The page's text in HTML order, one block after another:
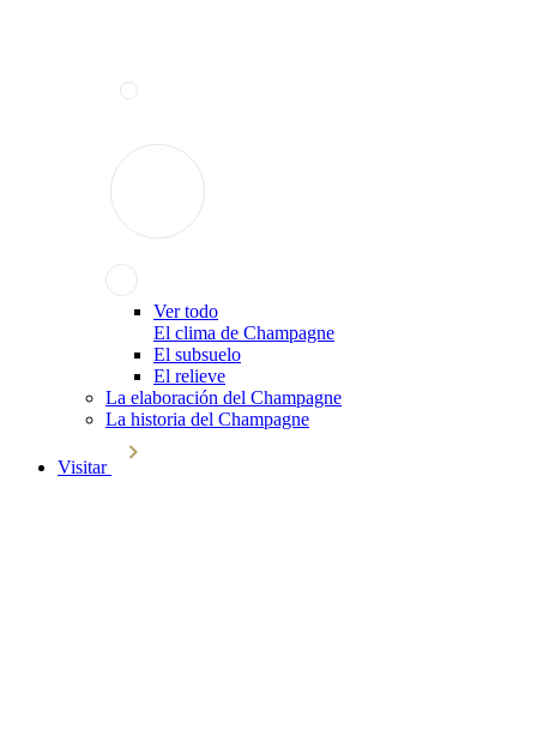
Ver todo
El clima de Champagne
El subsuelo
El relieve
La elaboración del Champagne
La historia del Champagne
Visitar